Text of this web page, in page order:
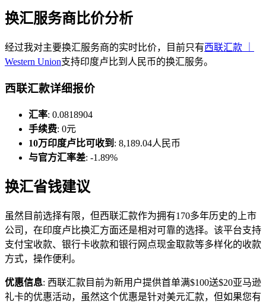
换汇服务商比价分析
经过我对主要换汇服务商的实时比价，目前只有西联汇款 ｜
Western Union支持印度卢比到人民币的换汇服务。
西联汇款详细报价
汇率: 0.0818904
手续费: 0元
10万印度卢比可收到 : 8,189.04人民币
与官方汇率差: -1.89%
换汇省钱建议
虽然目前选择有限，但西联汇款作为拥有170多年历史的上市
公司，在印度卢比换汇方面还是相对可靠的选择。该平台支持
支付宝收款、银行卡收款和银行网点现金取款等多样化的收款
方式，操作便利。
优惠信息: 西联汇款目前为新用户提供首单满$100送$20亚马逊
礼卡的优惠活动，虽然这个优惠是针对美元汇款，但如果您有